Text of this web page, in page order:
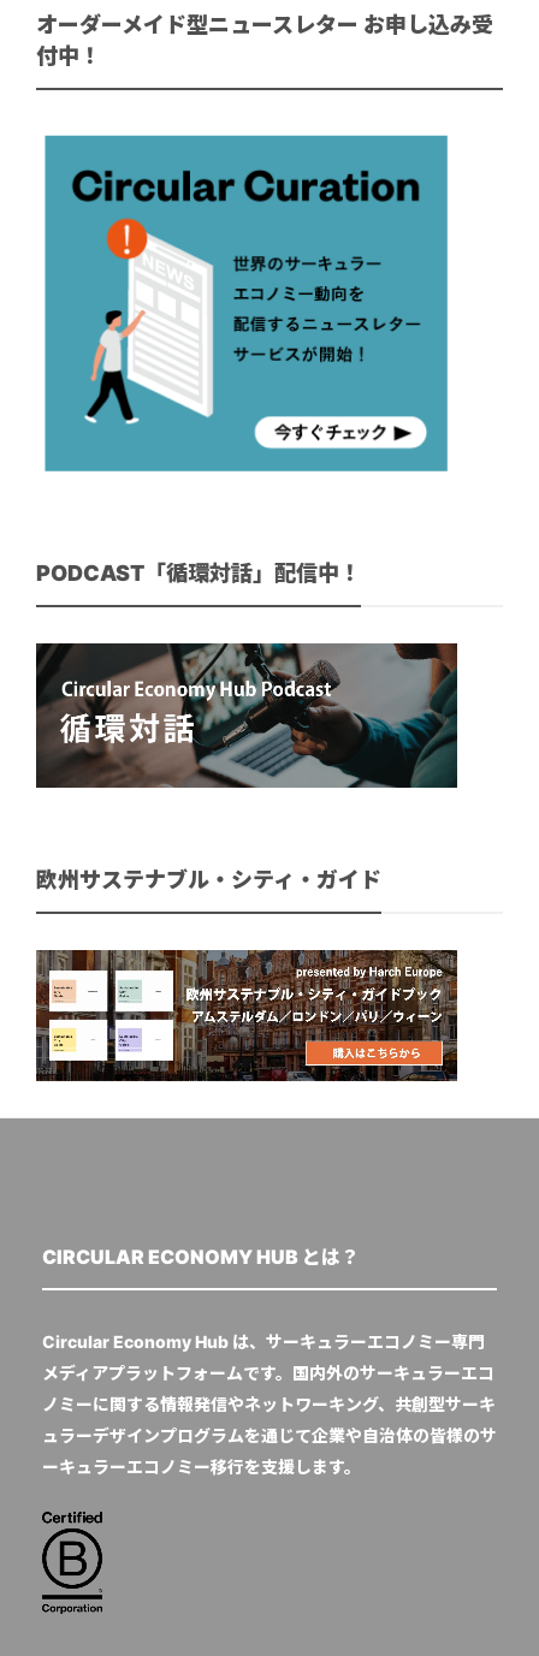
オーダーメイド型ニュースレター お申し込み受
付中！
PODCAST「循環対話」配信中！
欧州サステナブル・シティ・ガイド
CIRCULAR ECONOMY HUB とは？
Circular Economy Hub は、サーキュラーエコノミー専門
メディアプラットフォームです。国内外のサーキュラーエコ
ノミーに関する情報発信やネットワーキング、共創型サーキ
ュラーデザインプログラムを通じて企業や自治体の皆様のサ
ーキュラーエコノミー移行を支援します。